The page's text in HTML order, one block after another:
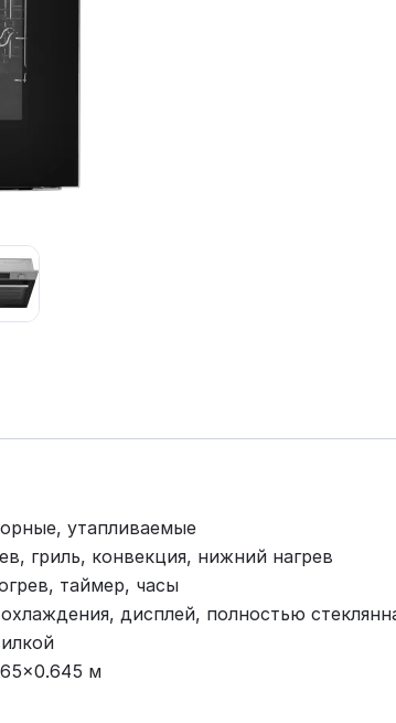
утапливаемые
гриль, конвекция, нижний нагрев
таймер, часы
дисплей, полностью
м